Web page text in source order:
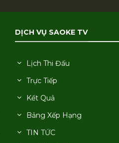
DỊCH VỤ SAOKE TV
Lịch Thi Đấu
Trực Tiếp
Kết Quả
Bảng Xếp Hạng
TIN TỨC